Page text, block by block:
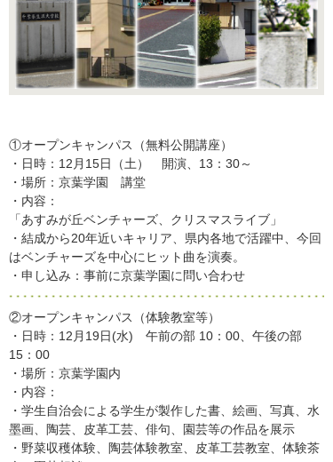
①オープンキャンパス（無料公開講座）
・日時：12月15日（土） 開演、13：30～
・場所：京葉学園 講堂
・内容：
「あすみが丘ベンチャーズ、クリスマスライブ」
・結成から20年近いキャリア、県内各地で活躍中、今回
はベンチャーズを中心にヒット曲を演奏。
・申し込み：事前に京葉学園に問い合わせ
②オープンキャンパス（体験教室等）
・日時：12月19日(水) 午前の部 10：00、午後の部
15：00
・場所：京葉学園内
・内容：
・学生自治会による学生が製作した書、絵画、写真、水
墨画、陶芸、皮革工芸、俳句、園芸等の作品を展示
・野菜収穫体験、陶芸体験教室、皮革工芸教室、体験茶